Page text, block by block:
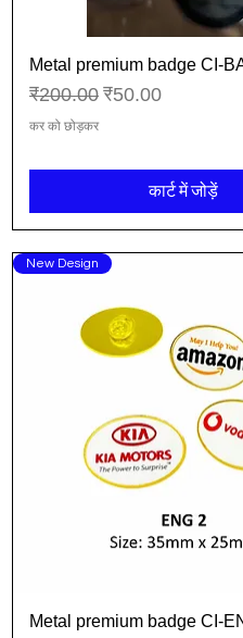
त्वरित दृश्य
Metal premium badge CI-
नियमित मूल्य
₹200.00 बिक्री मूल्य
₹50.00
कर को छोड़कर
कार्ट में जोड़ें
त्वरित दृश्य
New Design
Metal premium badge CI-